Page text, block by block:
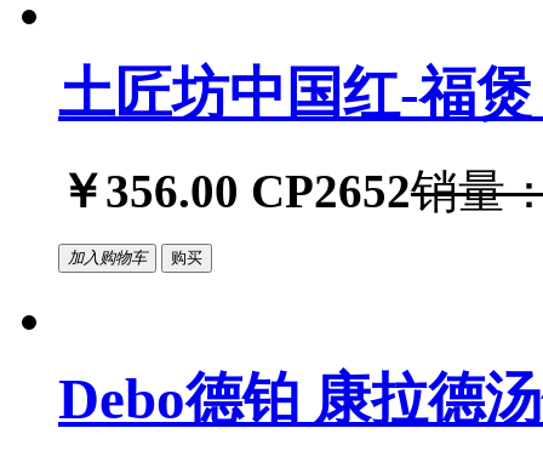
土匠坊中国红-福
￥356.00 CP2652销量
加入购物车 购买
Debo德铂 康拉德